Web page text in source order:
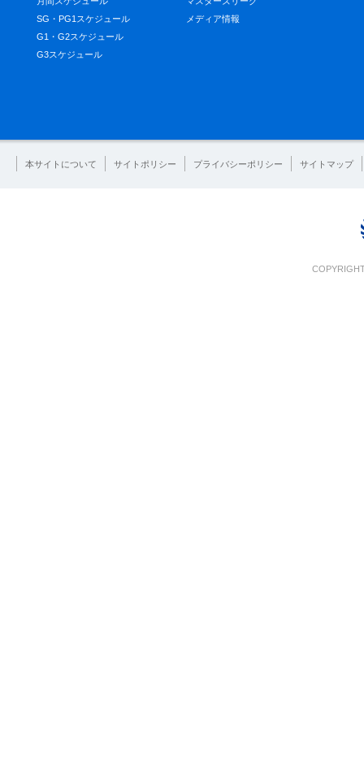
SG・PG1スケジュール
G1・G2スケジュール
G3スケジュール
メディア情報
本サイトについて サイトポリシー プライバシーポリシー サイトマップ